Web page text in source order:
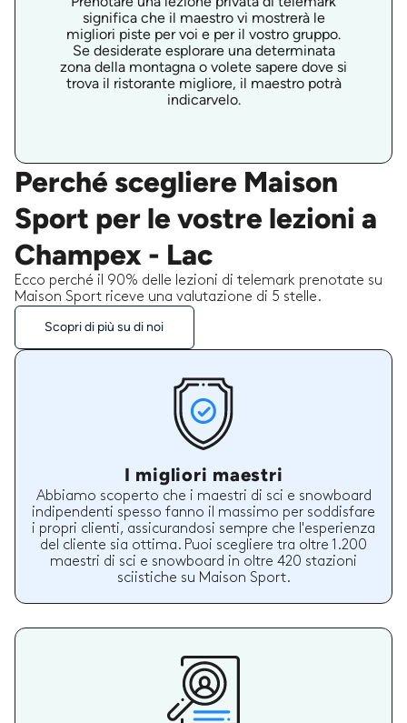
significa che il maestro vi mostrerà le
migliori piste per voi e per il vostro gruppo.
Se desiderate esplorare una determinata
zona della montagna o volete sapere dove si
trova il ristorante migliore, il maestro potrà
indicarvelo.
Perché scegliere Maison
Sport per le vostre lezioni a
Champex - Lac
Ecco perché il 90% delle lezioni di telemark prenotate su
Maison Sport riceve una valutazione di 5 stelle.
Scopri di più su di noi
I migliori maestri
Abbiamo scoperto che i maestri di sci e snowboard
indipendenti spesso fanno il massimo per soddisfare
i propri clienti, assicurandosi sempre che l'esperienza
del cliente sia ottima. Puoi scegliere tra oltre 1.200
maestri di sci e snowboard in oltre 420 stazioni
sciistiche su Maison Sport.